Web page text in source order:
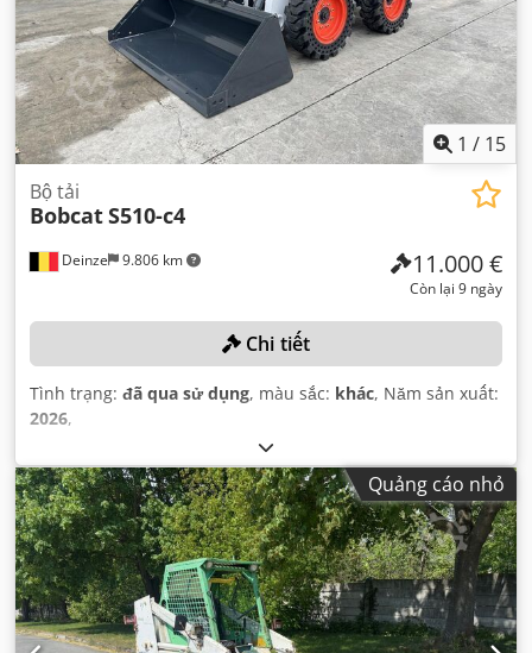
1 / 15
Deinze 9.806 km
Bộ tải
BobcatS510-c4
11.000 €
Còn lại 9 ngày
Chi tiết
Tình trạng: đã qua sử dụng, màu sắc: khác, Năm sản xuất:
2026,
Quảng cáo nhỏ